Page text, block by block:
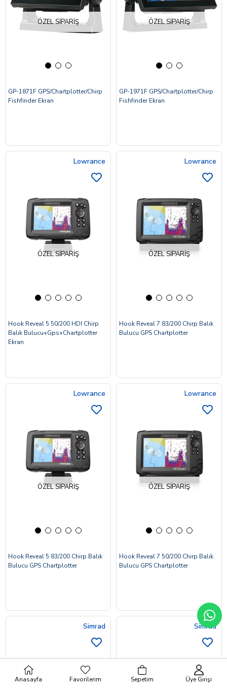
ÖZEL SIPARIŞ
GP-1871F GPS/Chartplotter/Chirp
Fishfinder Ekran
ÖZEL SIPARIŞ
GP-1971F GPS/Chartplotter/Chirp
Fishfinder Ekran
ÖZEL SIPARIŞ
Lowrance
Hook Reveal 5 50/200 HDI Chirp
Balık Bulucu+Gps+Chartplotter
Ekran
ÖZEL SIPARIŞ
Lowrance
Hook Reveal 7 83/200 Chirp Balık
Bulucu GPS Chartplotter
ÖZEL SIPARIŞ
Lowrance
Hook Reveal 5 83/200 Chirp Balık
Bulucu GPS Chartplotter
ÖZEL SIPARIŞ
Lowrance
Hook Reveal 7 50/200 Chirp Balık
Bulucu GPS Chartplotter
Simrad Simrad
Anasayfa Favorilerim Sepetim Üye Girişi